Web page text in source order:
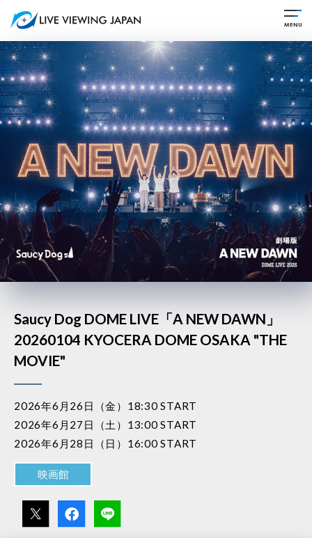
Saucy Dog DOME LIVE「A NEW DAWN」
20260104 KYOCERA DOME OSAKA "THE
MOVIE"
2026年6月26日（金）18:30 START
2026年6月27日（土）13:00 START
2026年6月28日（日）16:00 START
映画館